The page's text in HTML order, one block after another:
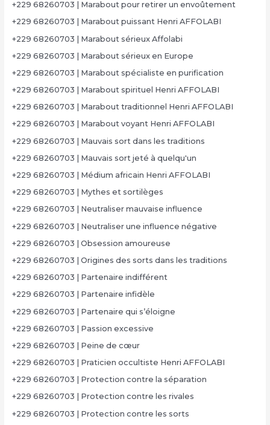
+229 68260703 | Marabout pour retirer un envoûtement
+229 68260703 | Marabout puissant Henri AFFOLABI
+229 68260703 | Marabout sérieux Affolabi
+229 68260703 | Marabout sérieux en Europe
+229 68260703 | Marabout spécialiste en purification
+229 68260703 | Marabout spirituel Henri AFFOLABI
+229 68260703 | Marabout traditionnel Henri AFFOLABI
+229 68260703 | Marabout voyant Henri AFFOLABI
+229 68260703 | Mauvais sort dans les traditions
+229 68260703 | Mauvais sort jeté à quelqu'un
+229 68260703 | Médium africain Henri AFFOLABI
+229 68260703 | Mythes et sortilèges
+229 68260703 | Neutraliser mauvaise influence
+229 68260703 | Neutraliser une influence négative
+229 68260703 | Obsession amoureuse
+229 68260703 | Origines des sorts dans les traditions
+229 68260703 | Partenaire indifférent
+229 68260703 | Partenaire infidèle
+229 68260703 | Partenaire qui s’éloigne
+229 68260703 | Passion excessive
+229 68260703 | Peine de cœur
+229 68260703 | Praticien occultiste Henri AFFOLABI
+229 68260703 | Protection contre la séparation
+229 68260703 | Protection contre les rivales
+229 68260703 | Protection contre les sorts